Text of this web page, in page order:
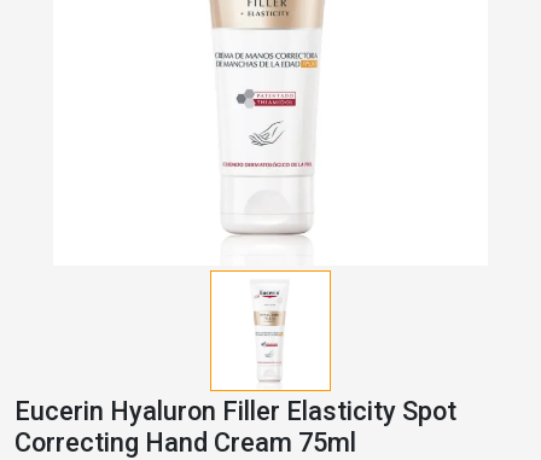
Eucerin Hyaluron Filler Elasticity Spot
Correcting Hand Cream 75ml